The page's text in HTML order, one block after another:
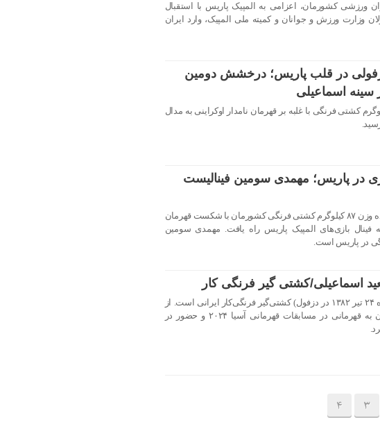
ورزشی کشورمان، اعزامی به المپیک پاریس با استقبال
وزارت ورزش و جوانان و کمیته ملی المپیک، وارد ایران
در قلب پاریس؛ درخشش دومین
سینه اسماعیلی
وزن ۶۷ کیلوگرم کشتی فرنگی با غلبه بر قهرمان نامدار اوکراینی به مدال
در پاریس؛ مهمدی سومین فینالیست
علیرضا مهمدی نماینده وزن ۸۷ کیلوگرم کشتی فرنگی کشورمان با شکست قهرمان
به فینال بازی‌های المپیک پاریس راه یافت. مهمدی سومین
در پاریس است.
اسماعیلی/کشتی گیر فرنگی کار
سعید اسماعیلی (زاده ۲۴ تیر ۱۳۸۲ در دزفول) کشتی‌گیر فرنگی‌کار ایرانی است. از
افتخارات وی می‌توان به قهرمانی در مسابقات قهرمانی آسیا ۲۰۲۴ و حضور در
3
4